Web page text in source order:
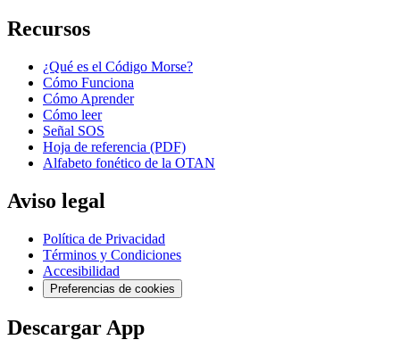
Recursos
¿Qué es el Código Morse?
Cómo Funciona
Cómo Aprender
Cómo leer
Señal SOS
Hoja de referencia (PDF)
Alfabeto fonético de la OTAN
Aviso legal
Política de Privacidad
Términos y Condiciones
Accesibilidad
Preferencias de cookies
Descargar App